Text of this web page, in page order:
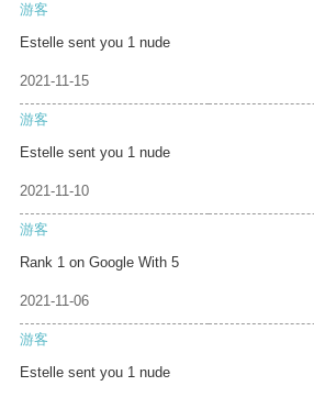
游客
Estelle sent you 1 nude
2021-11-15
游客
Estelle sent you 1 nude
2021-11-10
游客
Rank 1 on Google With 5
2021-11-06
游客
Estelle sent you 1 nude